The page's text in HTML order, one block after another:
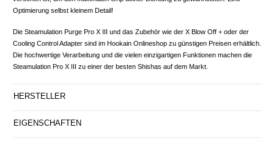
Optimierung selbst kleinem Detail!
Die Steamulation Purge Pro X III und das Zubehör wie der X Blow Off + oder der
Cooling Control Adapter sind im Hookain Onlineshop zu günstigen Preisen erhältlich.
Die hochwertige Verarbeitung und die vielen einzigartigen Funktionen machen die
Steamulation Pro X III zu einer der besten Shishas auf dem Markt.
HERSTELLER
EIGENSCHAFTEN